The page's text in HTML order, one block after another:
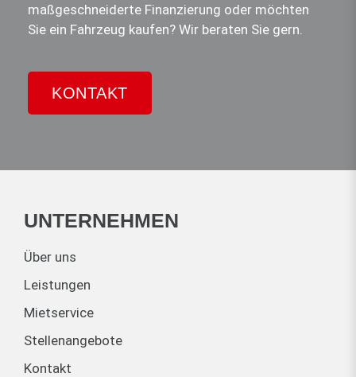
maßgeschneiderte Finanzierung oder möchten
Sie ein Fahrzeug kaufen? Wir beraten Sie gern.
KONTAKT
UNTERNEHMEN
Über uns
Leistungen
Mietservice
Stellenangebote
Kontakt